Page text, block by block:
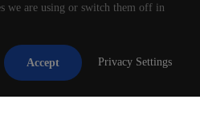
DE RESTAURACION S.L.
RESERVADOS.
we are using or switch them off in
Accept Privacy Settings